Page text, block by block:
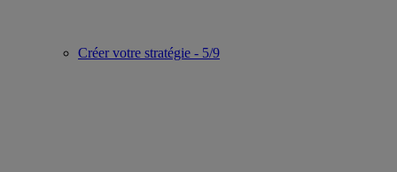
Créer votre stratégie - 5/9